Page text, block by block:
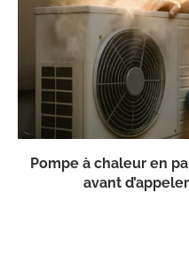
Pompe à chaleur en
avant